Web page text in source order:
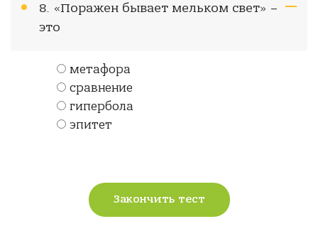
8. «Поражен бывает мельком свет» –
это
метафора
сравнение
гипербола
эпитет
Закончить тест